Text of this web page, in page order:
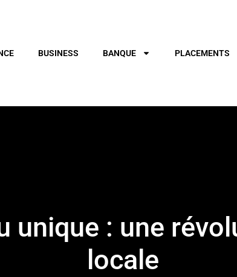
BUSINESS BANQUE PLACEMENTS
unique : une
locale